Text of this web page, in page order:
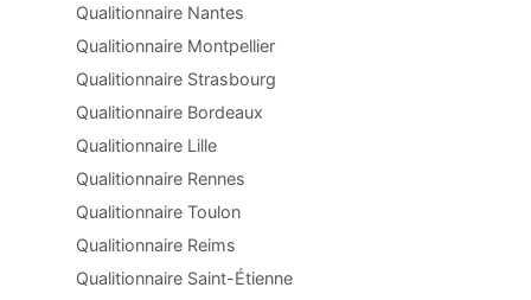
Qualitionnaire Nantes
Qualitionnaire Montpellier
Qualitionnaire Strasbourg
Qualitionnaire Bordeaux
Qualitionnaire Lille
Qualitionnaire Rennes
Qualitionnaire Toulon
Qualitionnaire Reims
Qualitionnaire Saint-Étienne